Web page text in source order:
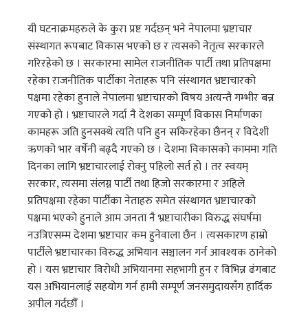
यी घटनाक्रमहरुले के कुरा प्रष्ट गर्दछन् भने नेपालमा भ्रष्टाचार
संस्थागत रूपबाट विकास भएको छ र त्यसको नेतृत्व सरकारले
गरिरहेको छ । सरकारमा सामेल राजनीतिक पार्टी तथा प्रतिपक्षमा
रहेका राजनीतिक पार्टीका नेताहरू पनि संस्थागत भ्रष्टाचारको
पक्षमा रहेका हुनाले नेपालमा भ्रष्टाचारको विषय अत्यन्तै गम्भीर बन्न
गएको हो । भ्रष्टाचारले गर्दा नै देशका सम्पूर्ण विकास निर्माणका
कामहरू जति हुनसक्थे त्यति पनि हुन सकिरहेका छैनन् र विदेशी
ऋणको भार वर्षेनी बढ्दै गएको छ । देशमा विकासको काममा गति
दिनका लागि भ्रष्टाचारलाई रोक्नु पहिलो सर्त हो । तर स्वयम्
सरकार, त्यसमा संलग्न पार्टी तथा हिजो सरकारमा र अहिले
प्रतिपक्षमा रहेका पार्टीका नेताहरु समेत संस्थागत भ्रष्टाचारको
पक्षमा भएको हुनाले आम जनता नै भ्रष्टाचारीका विरुद्ध संघर्षमा
नउत्रिएसम्म देशमा भ्रष्टाचार कम हुनेवाला छैन । त्यसकारण हाम्रो
पार्टीले भ्रष्टाचारका विरुद्ध अभियान सञ्चालन गर्न आवश्यक ठानेको
हो । यस भ्रष्टाचार विरोधी अभियानमा सहभागी हुन र विभिन्न ढंगबाट
यस अभियानलाई सहयोग गर्न हामी सम्पूर्ण जनसमुदायसँग हार्दिक
अपील गर्दछौँ ।